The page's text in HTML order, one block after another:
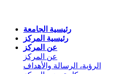
رئيسية الجامعة
رئيسية المركز
عن المركز
عن المركز
الرؤية، الرسالة والأهداف